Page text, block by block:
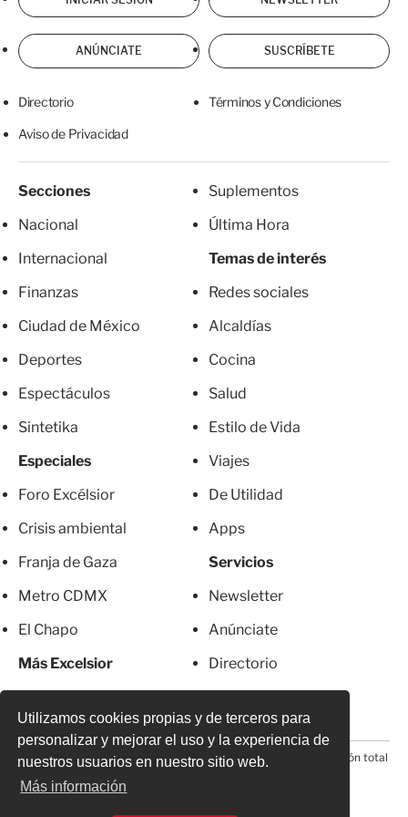
Utilizamos cookies propias y de terceros para
personalizar y mejorar el uso y la experiencia de
nuestros usuarios en nuestro sitio web.
Más información
ANÚNCIATE SUSCRÍBETE
Directorio Términos y Condiciones
Aviso de Privacidad
Secciones
Nacional
Internacional
Finanzas
Ciudad de México
Deportes
Espectáculos
Sintetika
Especiales
Foro Excélsior
Crisis ambiental
Franja de Gaza
Metro CDMX
El Chapo
Más Excelsior
Suplementos
Última Hora
Temas de interés
Redes sociales
Alcaldías
Cocina
Salud
Estilo de Vida
Viajes
De Utilidad
Apps
Servicios
Newsletter
Anúnciate
Directorio
© 2026 Todos los derechos reservados. Prohibida la reproducción total
o parcial, incluyendo cualquier medio electrónico*